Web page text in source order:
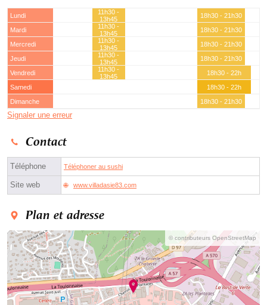
Lundi
11h30 -
13h45
18h30 - 21h30
Mardi
11h30 -
13h45
18h30 - 21h30
Mercredi
11h30 -
13h45
18h30 - 21h30
Jeudi
11h30 -
13h45
18h30 - 21h30
Vendredi
11h30 -
13h45
18h30 - 22h
Samedi
18h30 - 22h
Dimanche
18h30 - 21h30
Signaler une erreur
Contact
Téléphone Téléphoner au sushi
Site web www.villadasie83.com
Plan et adresse
© contributeurs OpenStreetMap